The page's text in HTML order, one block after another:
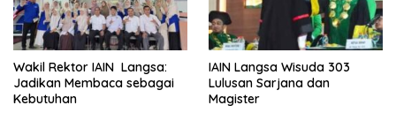
Wakil Rektor IAIN Langsa:
Jadikan Membaca sebagai
Kebutuhan
IAIN Langsa Wisuda 303
Lulusan Sarjana dan
Magister